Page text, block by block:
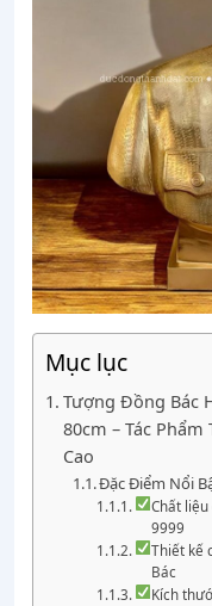
Mục lục
Tượng Đồng Bác
80cm – Tác
Cao
Đặc Điểm Nổi
Chất
9999
Thiết kế
Bác
Kích